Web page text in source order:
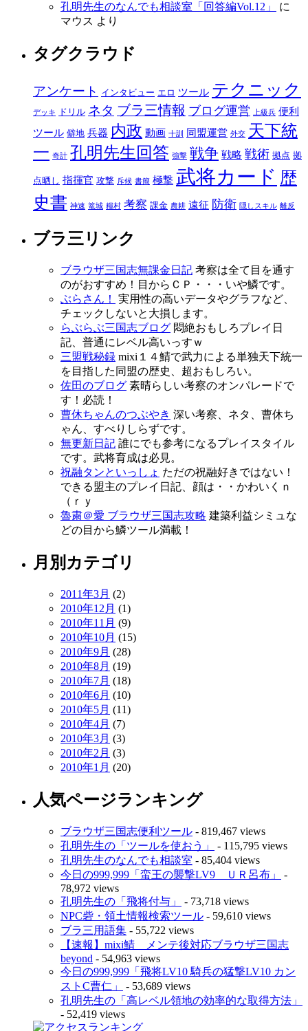
孔明先生のなんでも相談室「回答編Vol.12」
に
マウス より
タグクラウド
アンケート インタビュー エロ ツール テクニック
デッキ ドリル ネタ ブラ三情報 ブログ運営 上級兵 便利
ツール 僻地 兵器 内政 動画 十訓 同盟運営 外交 天下統
一 奇計 孔明先生回答 強撃 戦争 戦略 戦術 拠点 拠
点晒し 指揮官 攻撃 斥候 書簡 極撃 武将カード 歴
史書 神速 篭城 糧村 考察 課金 農耕 遠征 防衛 隠しスキル 離反
ブラ三リンク
ブラウザ三国志無課金日記 考察は全て目を通す
のがおすすめ！目からＣＰ・・・いや鱗です。
ぶらさん！
実用性の高いデータやグラフなど、
チェックしないと大損します。
らぶらぶ三国志ブログ 悶絶おもしろプレイ日
記、普通にレベル高いっすｗ
三盟戦秘録 mixi１４鯖で武力による単独天下統一
を目指した同盟の歴史、超おもしろい。
佐田のブログ 素晴らしい考察のオンパレードで
す！必読！
曹休ちゃんのつぶやき 深い考察、ネタ、曹休ち
ゃん、すべりしらずです。
無更新日記 誰にでも参考になるプレイスタイル
です。武将育成は必見。
祝融タンといっしょ ただの祝融好きではない！
できる盟主のプレイ日記、顔は・・かわいくｎ
（ｒｙ
魯粛＠愛 ブラウザ三国志攻略 建築利益シミュな
どの目から鱗ツール満載！
月別カテゴリ
2011年3月 (2)
2010年12月 (1)
2010年11月 (9)
2010年10月 (15)
2010年9月 (28)
2010年8月 (19)
2010年7月 (18)
2010年6月 (10)
2010年5月 (11)
2010年4月 (7)
2010年3月 (3)
2010年2月 (3)
2010年1月 (20)
人気ページランキング
ブラウザ三国志便利ツール - 819,467 views
孔明先生の「ツールを使おう」
- 115,795 views
孔明先生のなんでも相談室 - 85,404 views
今日の999,999「蛮王の襲撃LV9 ＵＲ呂布」
-
78,972 views
孔明先生の「飛将付与」
- 73,718 views
NPC砦・領土情報検索ツール - 59,610 views
ブラ三用語集 - 55,722 views
【速報】mixi鯖 メンテ後対応ブラウザ三国志
beyond - 54,963 views
今日の999,999「飛将LV10 騎兵の猛撃LV10 カン
ストC曹仁」
- 53,689 views
孔明先生の「高レベル領地の効率的な取得方法」
- 52,419 views